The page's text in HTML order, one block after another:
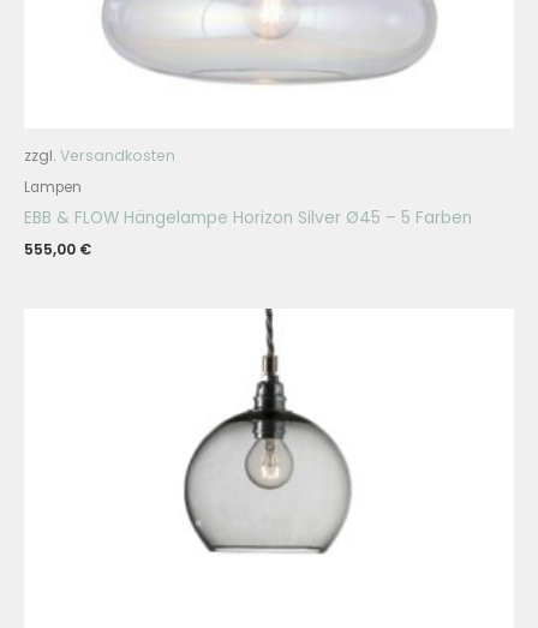
zzgl. Versandkosten
Lampen
EBB & FLOW Hängelampe Horizon Silver Ø45 – 5 Farben
555,00 €